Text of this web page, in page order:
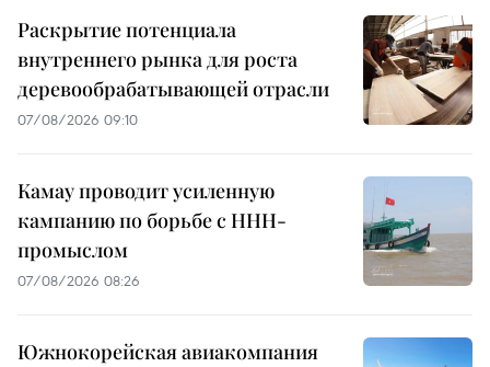
Раскрытие потенциала
внутреннего рынка для роста
деревообрабатывающей отрасли
07/08/2026 09:10
Камау проводит усиленную
кампанию по борьбе с ННН-
промыслом
07/08/2026 08:26
Южнокорейская авиакомпания